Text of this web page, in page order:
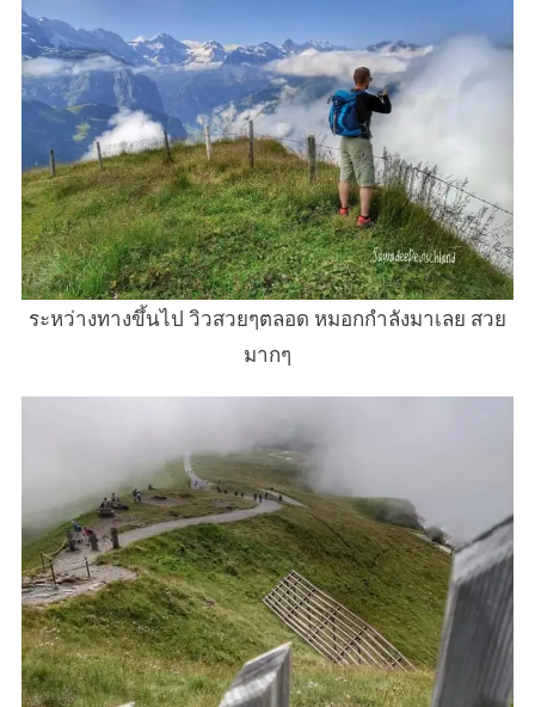
ระหว่างทางขึ้นไป วิวสวยๆตลอด หมอกกำลังมาเลย สวย
มากๆ